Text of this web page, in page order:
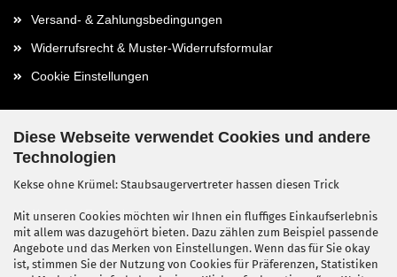
Diese Webseite verwendet Cookies und andere
Technologien
Kekse ohne Krümel: Staubsaugervertreter hassen diesen Trick
Mit unseren Cookies möchten wir Ihnen ein fluffiges Einkaufserlebnis
mit allem was dazugehört bieten. Dazu zählen zum Beispiel passende
Angebote und das Merken von Einstellungen. Wenn das für Sie okay
ist, stimmen Sie der Nutzung von Cookies für Präferenzen, Statistiken
Versand- & Zahlungsbedingungen
Widerrufsrecht & Muster-Widerrufsformular
Cookie Einstellungen
Kontaktdaten
Kontakt / Formular
Callback Service